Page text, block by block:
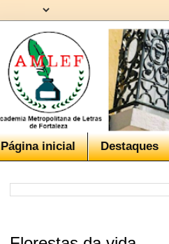
Página inicial Destaques